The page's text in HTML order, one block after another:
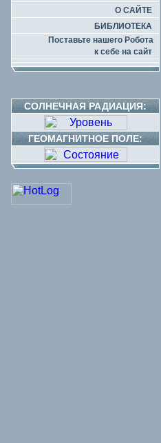
О САЙТЕ
БИБЛИОТЕКА
Поставьте нашего Робота
к себе на сайт
СОЛНЕЧНАЯ РАДИАЦИЯ:
ГЕОМАГНИТНОЕ ПОЛЕ: